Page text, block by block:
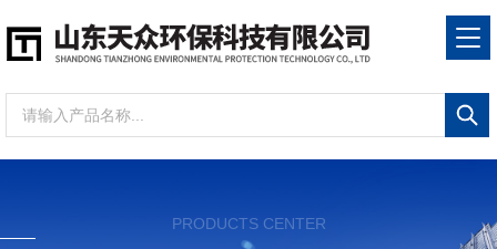
PRODUCTS CENTER